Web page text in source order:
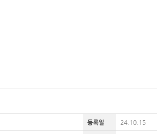
등록일 24.10.15